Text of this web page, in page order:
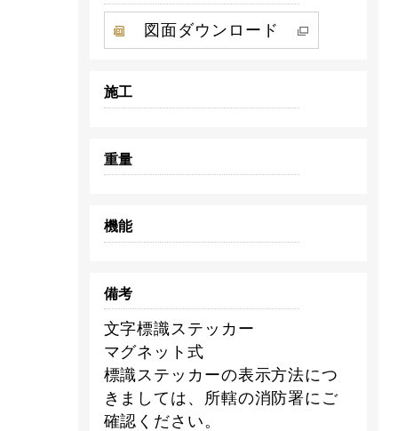
図面ダウンロード
施工
重量
機能
備考
文字標識ステッカー
マグネット式
標識ステッカーの表示方法につ
きましては、所轄の消防署にご
確認ください。